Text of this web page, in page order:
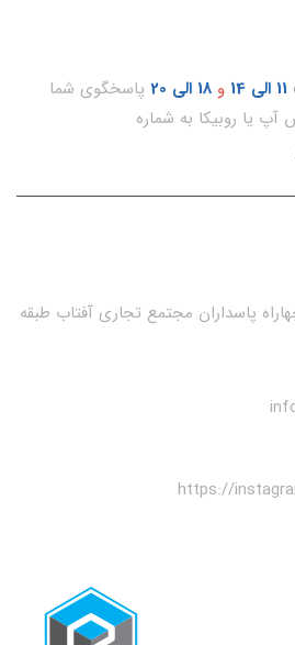
11 الی 14 و 18 الی 20
پاسخگوی شما
یا روبیکا به شماره
پاسداران مجتمع تجاری آفتاب طبقه
https://